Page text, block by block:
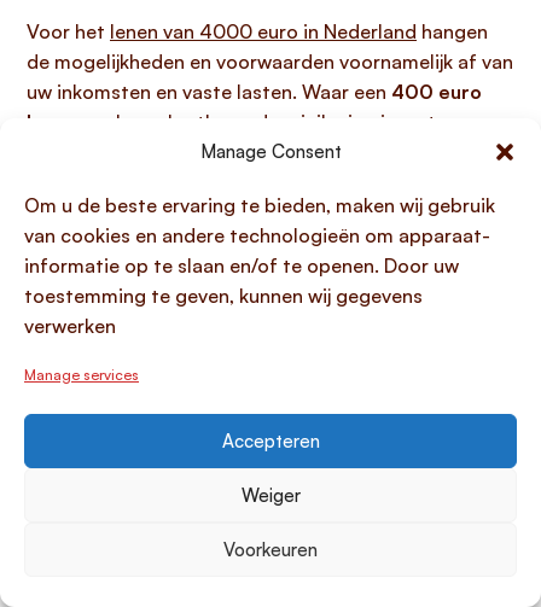
Manage Consent
Om u de beste ervaring te bieden, maken wij gebruik
van cookies en andere technologieën om apparaat-
informatie op te slaan en/of te openen. Door uw
toestemming te geven, kunnen wij gegevens
verwerken
Manage services
Accepteren
Weiger
Voorkeuren
Voor het lenen van 4000 euro in Nederland hangen
de mogelijkheden en voorwaarden voornamelijk af van
uw inkomsten en vaste lasten. Waar een 400 euro
lenen
vaak een kortlopende minilening is met een
snelle afwikkeling, is 4000 euro lenen een serieuzere
afgesloten als een persoonlijke lening of een
doorlopend krediet. Kredietverstrekkers beoordelen
uw financiële situatie grondig om te waarborgen dat
u de maandelijkse aflossingen verantwoord kunt
voldoen.
Dit bedrag wordt vaak geleend voor specifieke
doelen, zoals de aanschaf van eenauto, een
verbouwing, het verduurzamen van uw woning, of
het oversluiten van andere leningen. Belangrijk is
dat een lening van 4000 euro
meeste minileningen met een looptijd van 30 dagen